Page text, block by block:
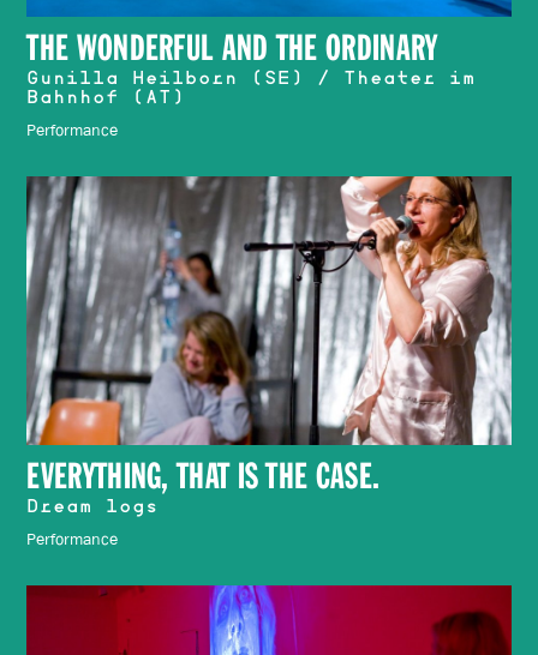
THE WONDERFUL AND THE ORDINARY
Gunilla Heilborn (SE) / Theater im
Bahnhof (AT)
Performance
EVERYTHING, THAT IS THE CASE.
Dream logs
Performance